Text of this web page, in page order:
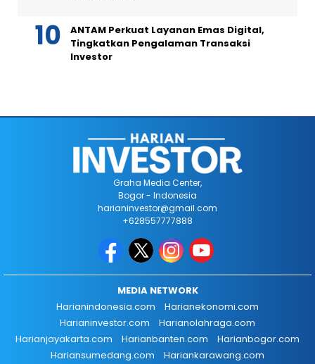
ANTAM Perkuat Layanan Emas Digital,
Tingkatkan Pengalaman Transaksi
Investor
Graha Media Center,
Bogor - Indonesia
harianinvestor@gmail.com
+628557777888
MEDIA NETWORK
Harianindonesia.com
Harianekonomi.com
Harianinvestor.com
Harianolahraga.com
Harianjayakarta.com
Harianbanten.com
Harianbogor.com
Hariansumedang.com
Hariankarawang.com